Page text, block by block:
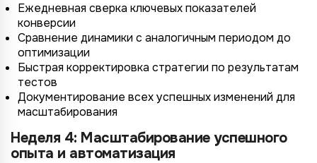
Ежедневная сверка ключевых показателей
конверсии
Сравнение динамики с аналогичным периодом до
оптимизации
Быстрая корректировка стратегии по результатам
тестов
Документирование всех успешных изменений для
масштабирования
Неделя 4: Масштабирование успешного
опыта и автоматизация